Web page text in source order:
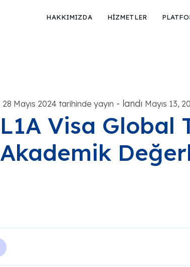
HAKKIMIZDA HİZMETLER
28 Mayıs 2024 tarihinde yayın - landı Mayıs 13,
L1A Visa Global
Akademik